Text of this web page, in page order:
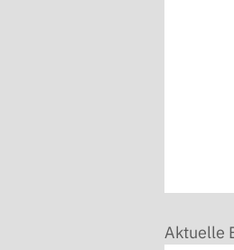
Aktuelle